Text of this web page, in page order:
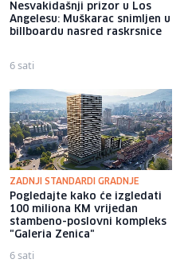
Nesvakidašnji prizor u Los
Angelesu: Muškarac snimljen u
billboardu nasred raskrsnice
6 sati
ZADNJI STANDARDI GRADNJE
Pogledajte kako će izgledati
100 miliona KM vrijedan
stambeno-poslovni kompleks
"Galeria Zenica"
6 sati